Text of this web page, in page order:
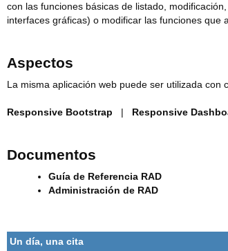
con las funciones básicas de listado,
interfaces gráficas) o modificar las funciones que
Aspectos
La misma aplicación web puede ser utilizada con
Responsive Bootstrap | Responsive
Documentos
Guía de Referencia RAD
Administración de RAD
Un día, una cita